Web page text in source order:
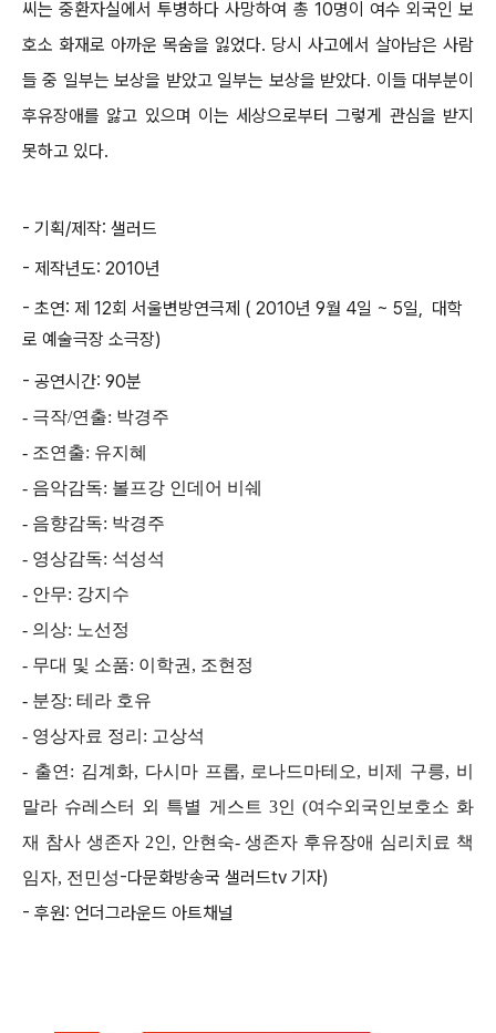
씨는 중환자실에서 투병하다 사망하여 총 10명이 여수 외국인 보
호소 화재로 아까운 목숨을 잃었다. 당시 사고에서 살아남은 사람
들 중 일부는 보상을 받았고 일부는 보상을 받았다. 이들 대부분이
후유장애를 앓고 있으며 이는 세상으로부터 그렇게 관심을 받지
못하고 있다.
- 기획/제작: 샐러드
- 제작년도: 2010년
- 초연: 제 12회 서울변방연극제 ( 2010년 9월 4일 ~ 5일, 대학
로 예술극장 소극장)
- 공연시간: 90분
- 극작/연출: 박경주
- 조연출: 유지혜
- 음악감독: 볼프강 인데어 비쉐
- 음향감독: 박경주
- 영상감독: 석성석
- 안무: 강지수
- 의상: 노선정
- 무대 및 소품: 이학권, 조현정
- 분장: 테라 호유
- 영상자료 정리: 고상석
- 출연: 김계화, 다시마 프롭, 로나드마테오, 비제 구릉, 비
말라 슈레스터 외 특별 게스트 3인 (여수외국인보호소 화
재 참사 생존자 2인, 안현숙- 생존자 후유장애 심리치료 책
임자, 전민성-다문화방송국 샐러드tv 기자)
- 후원: 언더그라운드 아트채널